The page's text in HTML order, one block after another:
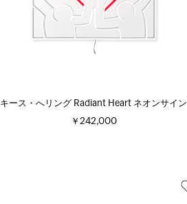
キース・へリング Radiant Heart ネオンサイン
￥242,000